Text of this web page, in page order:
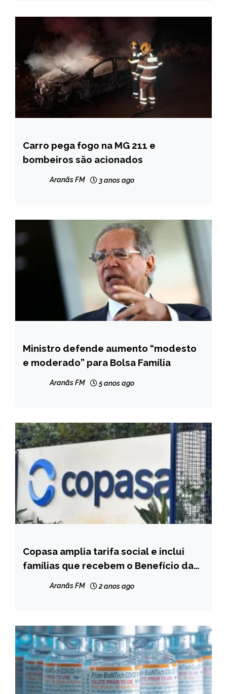
CAPELINHA
NOTÍCIAS
Carro pega fogo na MG 211 e
bombeiros são acionados
Aranãs FM 3 anos ago
BRASIL
NOTÍCIAS
Ministro defende aumento “modesto
e moderado” para Bolsa Família
Aranãs FM 5 anos ago
MINAS
GERAIS
NOTÍCIAS
Copasa amplia tarifa social e inclui
famílias que recebem o Benefício da
Aranãs FM 2 anos ago